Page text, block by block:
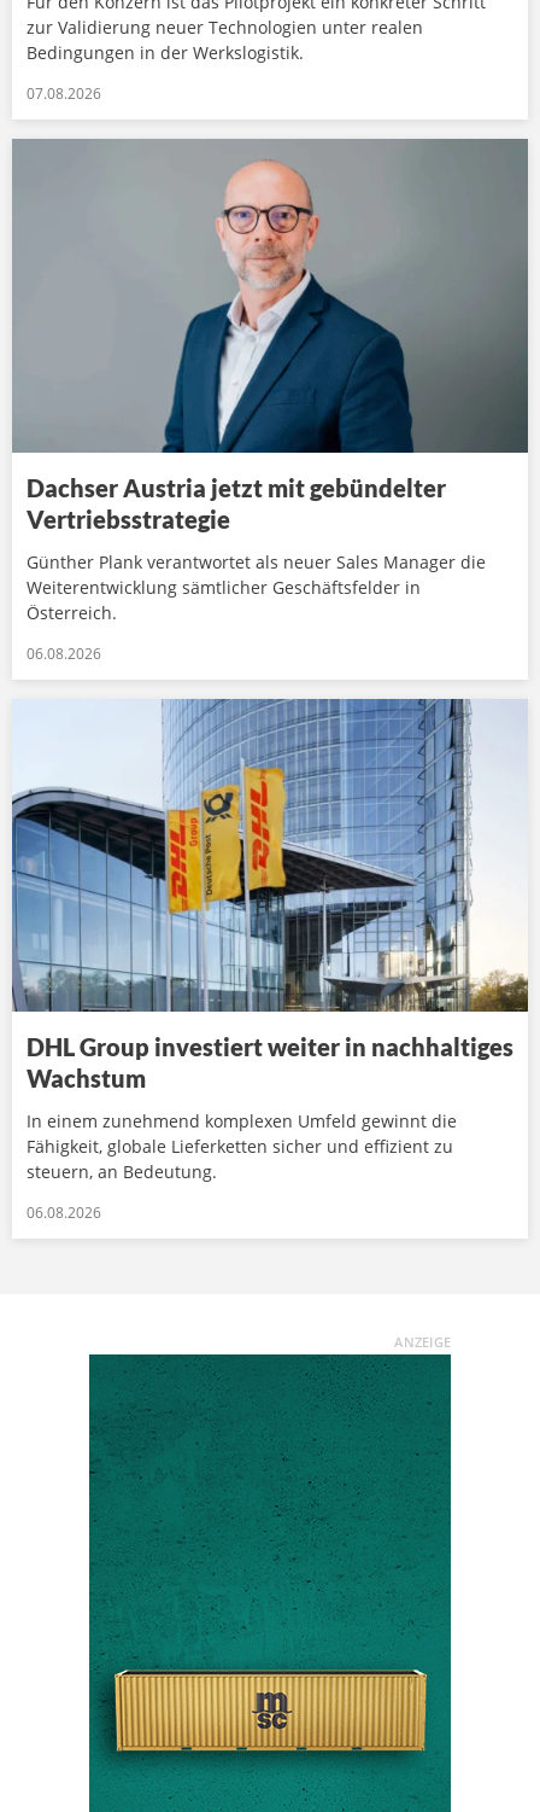
zur Validierung neuer Technologien unter realen
Bedingungen in der Werkslogistik.
07.08.2026
Dachser Austria jetzt mit gebündelter
Vertriebsstrategie
Günther Plank verantwortet als neuer Sales Manager die
Weiterentwicklung sämtlicher Geschäftsfelder in
Österreich.
06.08.2026
DHL Group investiert weiter in nachhaltiges
Wachstum
In einem zunehmend komplexen Umfeld gewinnt die
Fähigkeit, globale Lieferketten sicher und effizient zu
steuern, an Bedeutung.
06.08.2026
ANZEIGE